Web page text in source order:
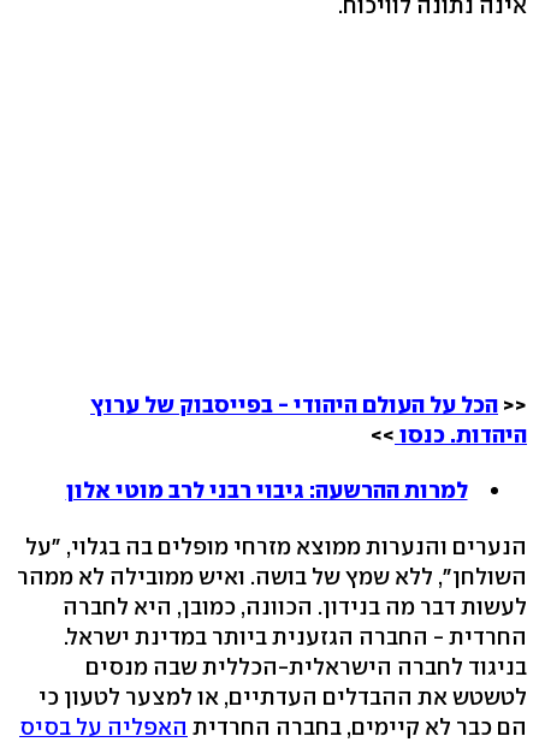
<< הכל על העולם היהודי - בפייסבוק של ערוץ
היהדות. כנסו >>
למרות ההרשעה: גיבוי רבני לרב מוטי אלון
הנערים והנערות ממוצא מזרחי מופלים בה בגלוי, "על
השולחן", ללא שמץ של בושה. ואיש ממובילה לא ממהר
לעשות דבר מה בנידון. הכוונה, כמובן, היא לחברה
החרדית - החברה הגזענית ביותר במדינת ישראל.
בניגוד לחברה הישראלית-הכללית שבה מנסים
לטשטש את ההבדלים העדתיים, או למצער לטעון כי
הם כבר לא קיימים, בחברה החרדית האפליה על בסיס